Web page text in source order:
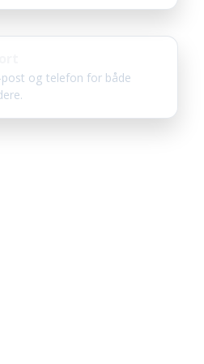
post og telefon for både
arbeid i høyden og